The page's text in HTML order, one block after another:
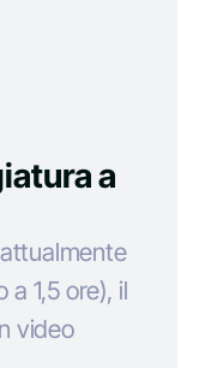
a
a 1,5 ore), il
video